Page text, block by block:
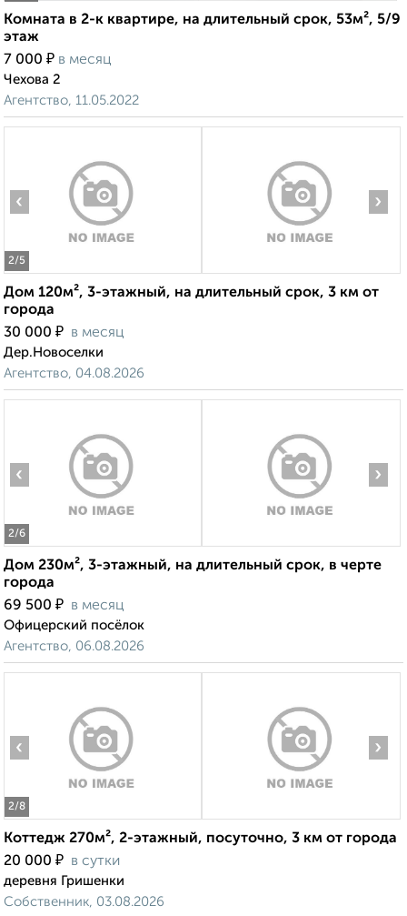
Комната в 2-к квартире, на длительный срок, 53м², 5/9
этаж
7 000 ₽ в месяц
Чехова 2
Агентство, 11.05.2022
2/5
‹ ›
Дом 120м², 3-этажный, на длительный срок, 3 км от
города
30 000 ₽ в месяц
Дер.Новоселки
Агентство, 04.08.2026
2/6
‹ ›
Дом 230м², 3-этажный, на длительный срок, в черте
города
69 500 ₽ в месяц
Офицерский посёлок
Агентство, 06.08.2026
2/8
‹ ›
Коттедж 270м², 2-этажный, посуточно, 3 км от города
20 000 ₽ в сутки
деревня Гришенки
Собственник, 03.08.2026